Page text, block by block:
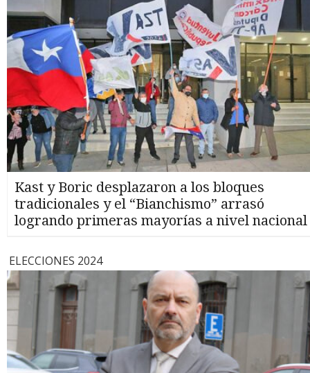
Kast y Boric desplazaron a los bloques
tradicionales y el “Bianchismo” arrasó
logrando primeras mayorías a nivel nacional
ELECCIONES 2024